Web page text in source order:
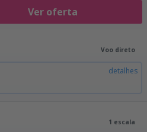
Ver oferta
Voo direto
detalhes
1 escala